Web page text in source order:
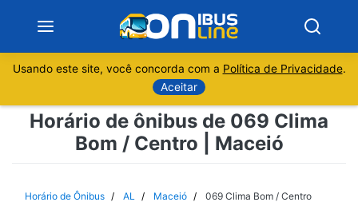
Sobre
Usando este site, você concorda com a Política de Privacidade.
Aceitar
Horário de ônibus de 069 Clima
Bom / Centro | Maceió
Horário de Ônibus AL Maceió 069 Clima Bom / Centro